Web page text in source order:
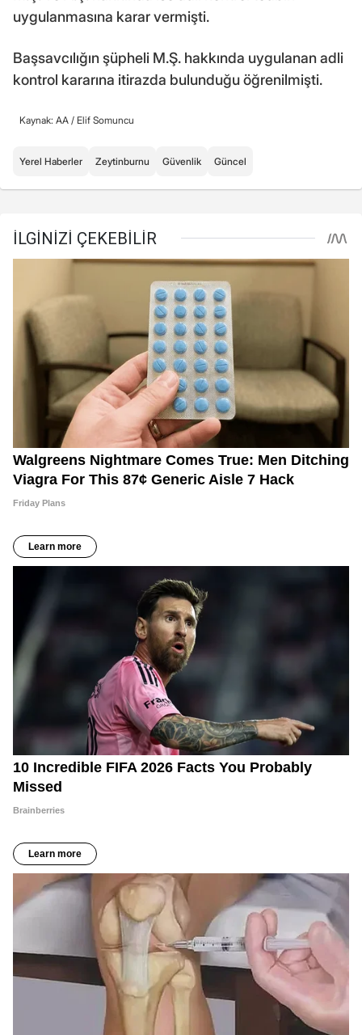
uygulanmasına karar vermişti.
Başsavcılığın şüpheli M.Ş. hakkında uygulanan adli
kontrol kararına itirazda bulunduğu öğrenilmişti.
Kaynak: AA / Elif Somuncu
Yerel Haberler Zeytinburnu Güvenlik Güncel